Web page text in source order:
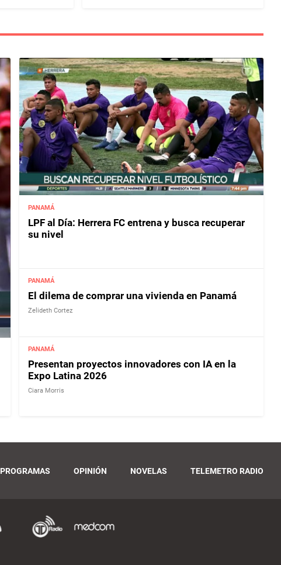
PANAMÁ
LPF al Día: Herrera FC entrena y busca recuperar
su nivel
PANAMÁ
El dilema de comprar una vivienda en Panamá
Zelideth Cortez
PANAMÁ
Presentan proyectos innovadores con IA en la
Expo Latina 2026
Ciara Morris
PROGRAMAS OPINIÓN NOVELAS TELEMETRO RADIO